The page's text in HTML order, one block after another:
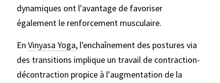
dynamiques ont l'avantage de favoriser
également le renforcement musculaire.
En Vinyasa Yoga, l'enchaînement des postures via
des transitions implique un travail de contraction-
décontraction propice à l'augmentation de la